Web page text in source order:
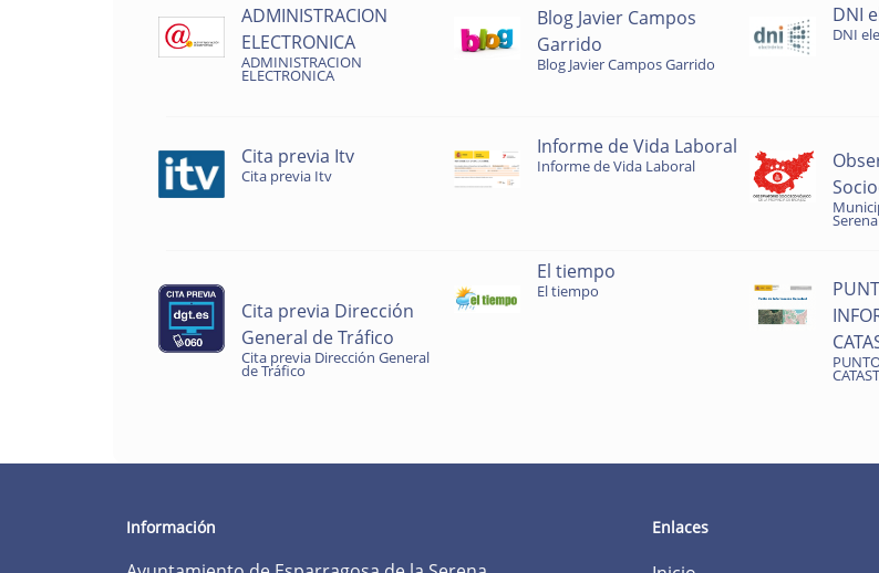
ADMINISTRACION
ELECTRONICA
ADMINISTRACION
ELECTRONICA
Blog Javier Campos
Garrido
Blog Javier Campos Garrido
DNI
DNI
Cita previa Itv
Cita previa Itv
Informe de Vida Laboral
Informe de Vida Laboral
Serena
Cita previa Dirección
General de Tráfico
Cita previa Dirección General
de Tráfico
El tiempo
El tiempo
Información Enlaces